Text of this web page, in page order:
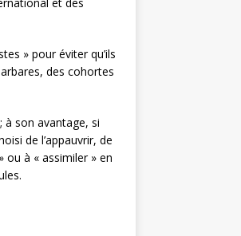
et des
» pour éviter qu’ils
des cohortes
à son avantage, si
de l’appauvrir, de
ou à « assimiler » en